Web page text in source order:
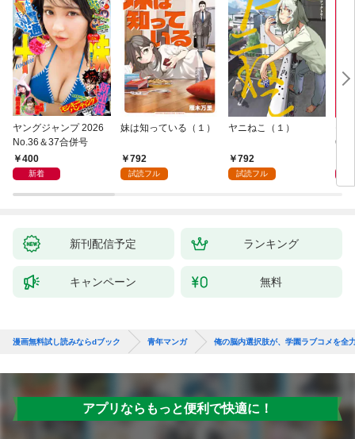
ヤングジャンプ 2026
No.36＆37合併号
400
新着
妹は知っている（１）
792
試読フル
ヤニねこ（１）
792
試読フル
6・
新刊配信予定 ランキング
キャンペーン 無料
漫画無料試し読みならdブック 青年マンガ 俺の脳内選択肢が、学園ラブコメを全
アプリならもっと便利で快適に！